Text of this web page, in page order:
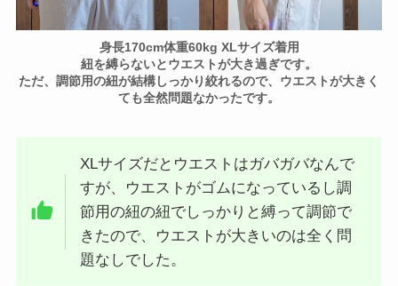
身長170cm体重60kg XLサイズ着用
紐を縛らないとウエストが大き過ぎです。
ただ、調節用の紐が結構しっかり絞れるので、ウエストが大きく
ても全然問題なかったです。
XLサイズだとウエストはガバガバなんで
すが、ウエストがゴムになっているし調
節用の紐の紐でしっかりと縛って調節で
きたので、ウエストが大きいのは全く問
題なしでした。